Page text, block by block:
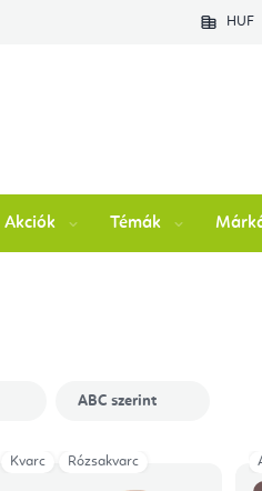
Ellenőrizze a rendelés állapotátHUF
Akciók Témák
ABC szerint
Kvarc Rózsakvarc